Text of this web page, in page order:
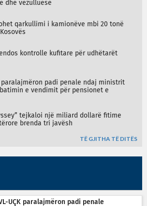
dhe vezulluese
qarkullimi i kamionëve mbi 20 tonë
kontrolle kufitare për udhëtarët
paralajmëron padi penale ndaj ministrit
e vendimit për pensionet e
tejkaloi një miliard dollarë fitime
brenda tri javësh
TË GJITHA TË DITËS
UÇK paralajmëron padi penale